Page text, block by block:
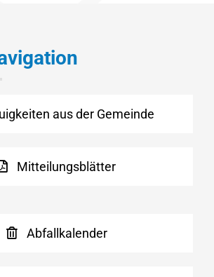
aus der Gemeinde
Mitteilungsblätter
Abfallkalender